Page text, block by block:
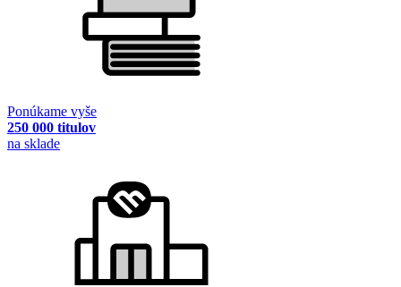
Ponúkame vyše
250 000 titulov
na sklade